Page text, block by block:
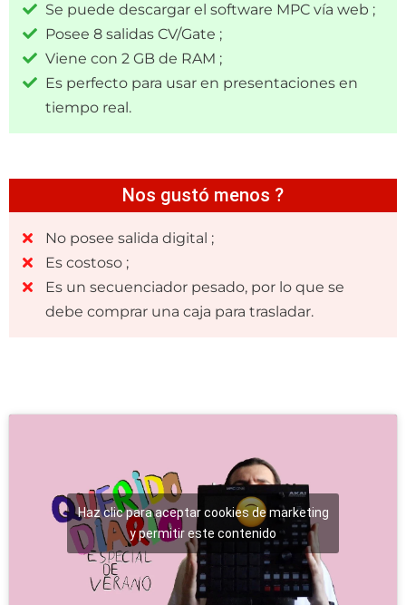
Se puede descargar el software MPC vía web ;
Posee 8 salidas CV/Gate ;
Viene con 2 GB de RAM ;
Es perfecto para usar en presentaciones en
tiempo real.
Nos gustó menos ?
No posee salida digital ;
Es costoso ;
Es un secuenciador pesado, por lo que se
debe comprar una caja para trasladar.
Haz clic para aceptar cookies de marketing
y permitir este contenido